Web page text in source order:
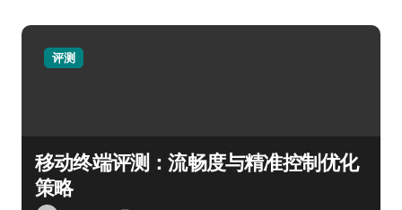
评测
移动终端评测：流畅度与精准控制优化
策略